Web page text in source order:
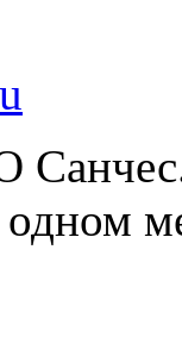
одном